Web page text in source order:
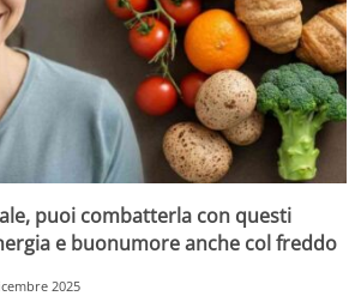
puoi combatterla con questi
e buonumore anche col freddo
2025